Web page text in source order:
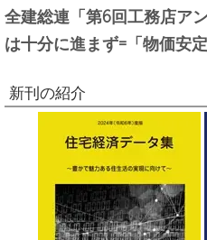
全建総連「第6回工務店ア
は十分に進まず=「物価安
新刊の紹介